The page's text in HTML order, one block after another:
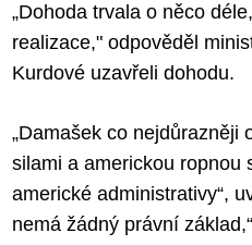
„Dohoda trvala o něco
realizace," odpověděl
Kurdové uzavřeli dohodu.
„Damašek co nejdůrazněji
silami a americkou ropnou
americké administrativy“,
nemá žádný právní